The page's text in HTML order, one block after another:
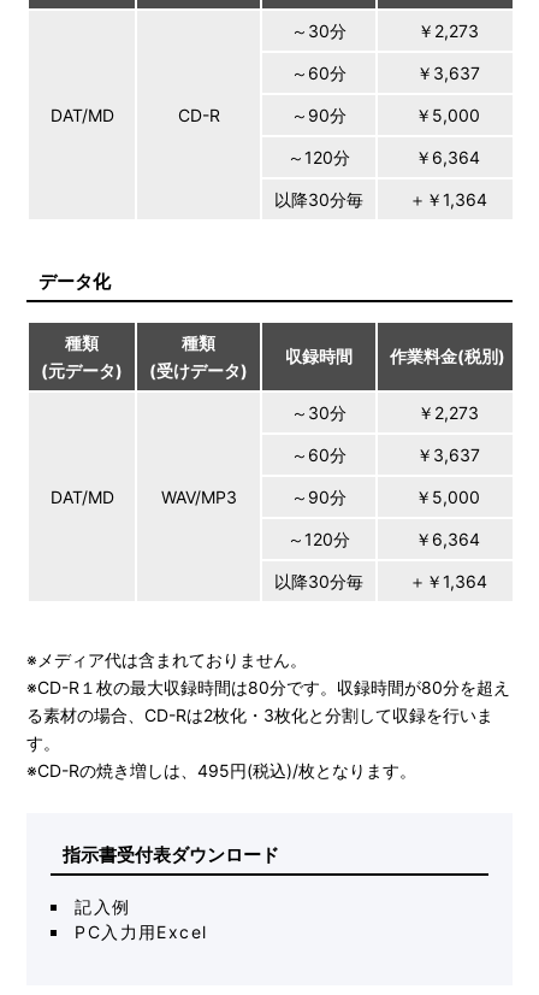
DAT/MD CD-R
～30分 ￥2,273
～60分 ￥3,637
～90分 ￥5,000
～120分 ￥6,364
以降30分毎 ＋￥1,364
データ化
種類
(元データ)
種類
(受けデータ)
収録時間 作業料金(税別)
DAT/MD WAV/MP3
～30分 ￥2,273
～60分 ￥3,637
～90分 ￥5,000
～120分 ￥6,364
以降30分毎 ＋￥1,364
※メディア代は含まれておりません。
※CD-R１枚の最大収録時間は80分です。収録時間が80分を超え
る素材の場合、CD-Rは2枚化・3枚化と分割して収録を行いま
す。
※CD-Rの焼き増しは、495円(税込)/枚となります。
指示書受付表ダウンロード
記入例
PC入力用Excel